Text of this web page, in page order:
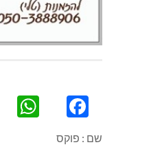
Facebook
שם : פוקס